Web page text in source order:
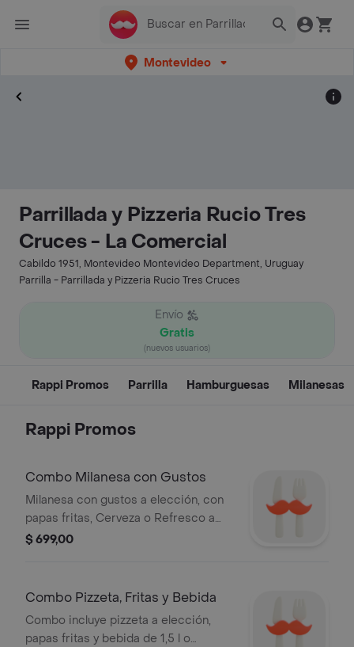
Montevideo
Parrillada y Pizzeria Rucio Tres
Cruces - La Comercial
Cabildo 1951, Montevideo Montevideo Department, Uruguay
Parrilla - Parrillada y Pizzeria Rucio Tres Cruces
Envío
Gratis
(nuevos usuarios)
Rappi Promos Parrilla Hamburguesas Milanesas
Rappi Promos
Combo Milanesa con Gustos
Milanesa con gustos a elección, con
papas fritas, Cerveza o Refresco a
elección
$ 699,00
Combo Pizzeta, Fritas y Bebida
Combo incluye pizzeta a elección,
papas fritas y bebida de 1,5 l o